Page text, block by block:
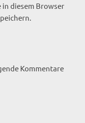
in diesem Browser
Kommentare